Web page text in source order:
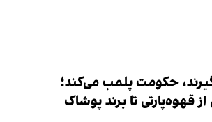
حکومت پلمب می‌کند؛
قهوه‌پارتی تا برند پوشاک